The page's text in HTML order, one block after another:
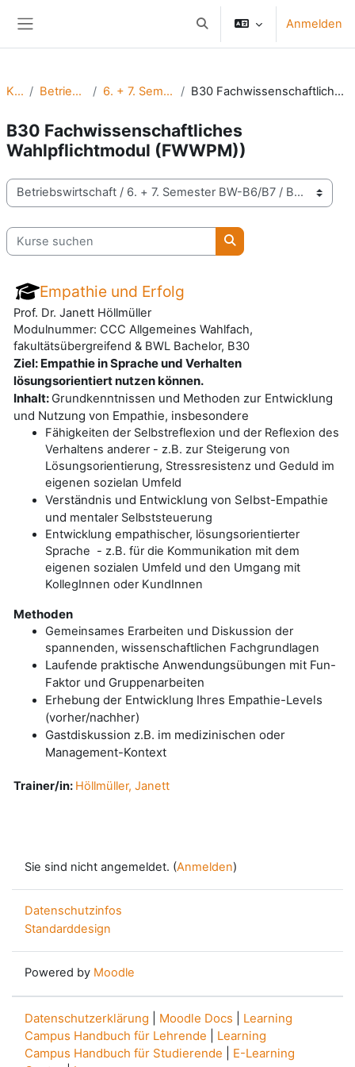
Sucheingabe umschalten
Anmelden
Kurse Betriebswirtschaft 6. + 7. Semester BW-B6/B7 B30 Fachwissenschaftliches Wahlpflichtmodul (FWWPM))
B30 Fachwissenschaftliches
Wahlpflichtmodul (FWWPM))
Kursbereiche
Kurse suchen
Kurse suchen
Empathie und Erfolg
Prof. Dr. Janett Höllmüller
Modulnummer: CCC Allgemeines Wahlfach,
fakultätsübergreifend & BWL Bachelor, B30
Ziel: Empathie in Sprache und Verhalten
lösungsorientiert nutzen können.
Inhalt: Grundkenntnissen und Methoden zur Entwicklung
und Nutzung von Empathie, insbesondere
Fähigkeiten der Selbstreflexion und der Reflexion des
Verhaltens anderer - z.B. zur Steigerung von
Lösungsorientierung, Stressresistenz und Geduld im
eigenen sozielan Umfeld
Verständnis und Entwicklung von Selbst-Empathie
und mentaler Selbststeuerung
Entwicklung empathischer, lösungsorientierter
Sprache - z.B. für die Kommunikation mit dem
eigenen sozialen Umfeld und den Umgang mit
KollegInnen oder KundInnen
Methoden
Gemeinsames Erarbeiten und Diskussion der
spannenden, wissenschaftlichen Fachgrundlagen
Laufende praktische Anwendungsübungen mit Fun-
Faktor und Gruppenarbeiten
Erhebung der Entwicklung Ihres Empathie-Levels
(vorher/nachher)
Gastdiskussion z.B. im medizinischen oder
Management-Kontext
Trainer/in: Höllmüller, Janett
Sie sind nicht angemeldet. (Anmelden)
Datenschutzinfos
Standarddesign
Powered by Moodle
Datenschutzerklärung Moodle Docs
Learning
Campus Handbuch für Lehrende
Learning
Campus Handbuch für Studierende
E-Learning